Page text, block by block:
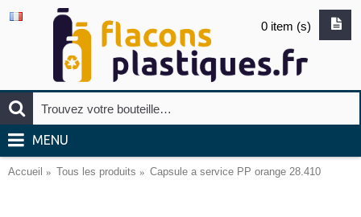
0 item (s)
MENU
Accueil Tous les produits Capsule a service PP orange 28.410